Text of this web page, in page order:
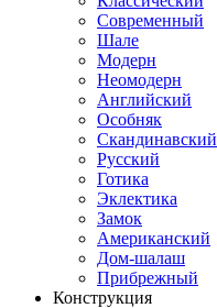
Современный
Шале
Модерн
Неомодерн
Английский
Особняк
Скандинавский
Русский
Готика
Эклектика
Замок
Американский
Дом-шалаш
Прибрежный
Конструкция